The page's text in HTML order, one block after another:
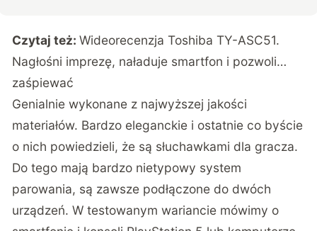
Czytaj też:Wideorecenzja Toshiba TY-ASC51.
Nagłośni imprezę, naładuje smartfon i pozwoli…
zaśpiewać
Genialnie wykonane z najwyższej jakości
materiałów. Bardzo eleganckie i ostatnie co byście
o nich powiedzieli, że są słuchawkami dla gracza.
Do tego mają bardzo nietypowy system
parowania, są zawsze podłączone do dwóch
urządzeń. W testowanym wariancie mówimy o